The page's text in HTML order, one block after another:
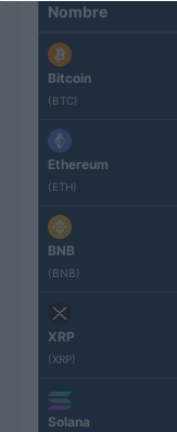
Nombre
Bitcoin
(BTC)
Ethereum
(ETH)
BNB
(BNB)
XRP
(XRP)
Solana